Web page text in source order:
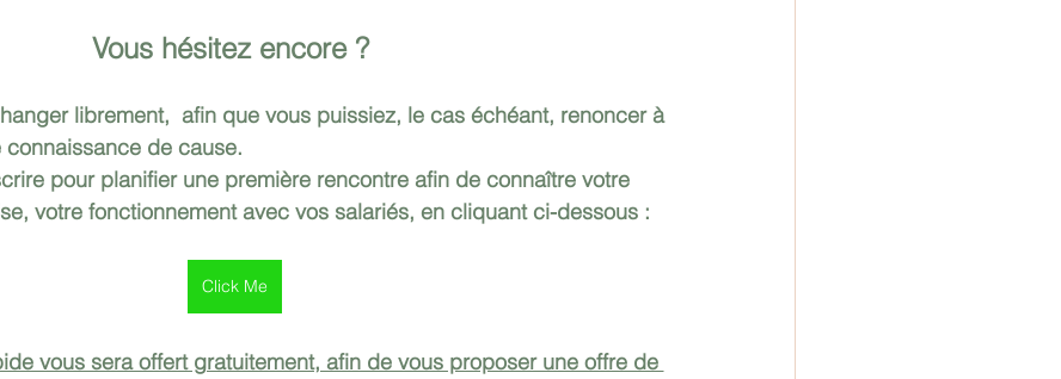
Vous hésitez encore ?
librement,  afin que vous puissiez, le cas échéant, renoncer à
de cause.
pour planifier une première rencontre afin de connaître votre
votre fonctionnement avec vos salariés, en cliquant ci-dessous :
Click Me
vous sera offert gratuitement, afin de vous proposer une offre de